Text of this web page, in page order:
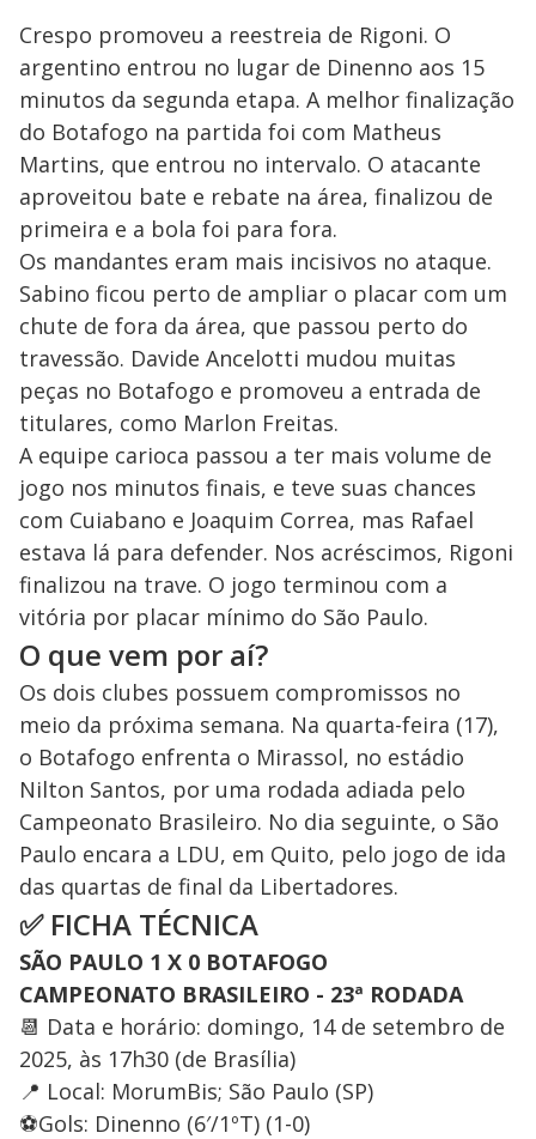
Crespo promoveu a reestreia de Rigoni. O
argentino entrou no lugar de Dinenno aos 15
minutos da segunda etapa. A melhor finalização
do Botafogo na partida foi com Matheus
Martins, que entrou no intervalo. O atacante
aproveitou bate e rebate na área, finalizou de
primeira e a bola foi para fora.
Os mandantes eram mais incisivos no ataque.
Sabino ficou perto de ampliar o placar com um
chute de fora da área, que passou perto do
travessão. Davide Ancelotti mudou muitas
peças no Botafogo e promoveu a entrada de
titulares, como Marlon Freitas.
A equipe carioca passou a ter mais volume de
jogo nos minutos finais, e teve suas chances
com Cuiabano e Joaquim Correa, mas Rafael
estava lá para defender. Nos acréscimos, Rigoni
finalizou na trave. O jogo terminou com a
vitória por placar mínimo do São Paulo.
O que vem por aí?
Os dois clubes possuem compromissos no
meio da próxima semana. Na quarta-feira (17),
o Botafogo enfrenta o Mirassol, no estádio
Nilton Santos, por uma rodada adiada pelo
Campeonato Brasileiro. No dia seguinte, o São
Paulo encara a LDU, em Quito, pelo jogo de ida
das quartas de final da Libertadores.
✅ FICHA TÉCNICA
SÃO PAULO 1 X 0 BOTAFOGO
CAMPEONATO BRASILEIRO - 23ª RODADA
📆 Data e horário: domingo, 14 de setembro de
2025, às 17h30 (de Brasília)
📍 Local: MorumBis; São Paulo (SP)
⚽Gols: Dinenno (6′/1ºT) (1-0)